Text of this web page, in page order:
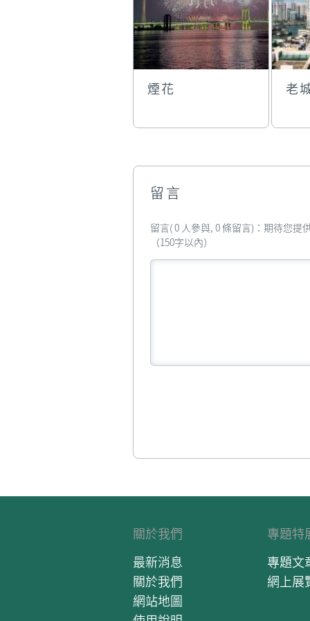
煙花 老
留言
留言( 0 人參與, 0 條留言)：期待您
（150字以內）
關於我們
最新消息
關於我們
網站地圖
專題特
專題文
網上展